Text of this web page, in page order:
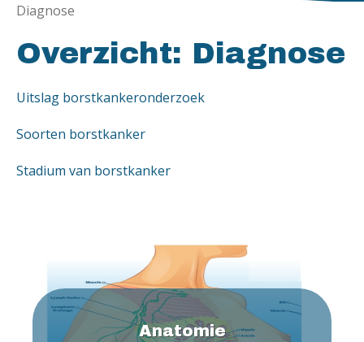
Diagnose
Overzicht: Diagnose
Uitslag borstkankeronderzoek
Soorten borstkanker
Stadium van borstkanker
Anatomie